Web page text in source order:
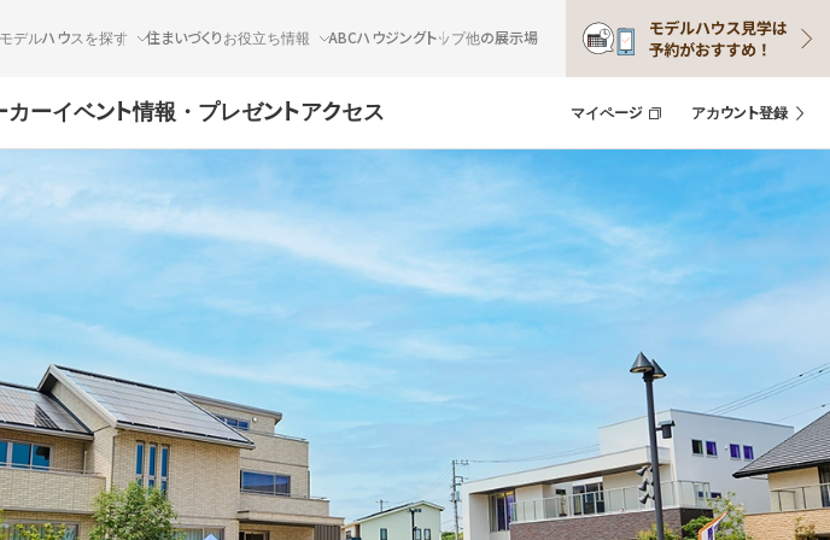
デルハウスを探す 住まいづくりお役立ち情報 ABCハウジングトップ他の展示場
カーイベント情報・プレゼントアクセス マイページ アカウント登録